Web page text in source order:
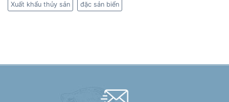
Xuất khẩu thủy sản đặc sản biển